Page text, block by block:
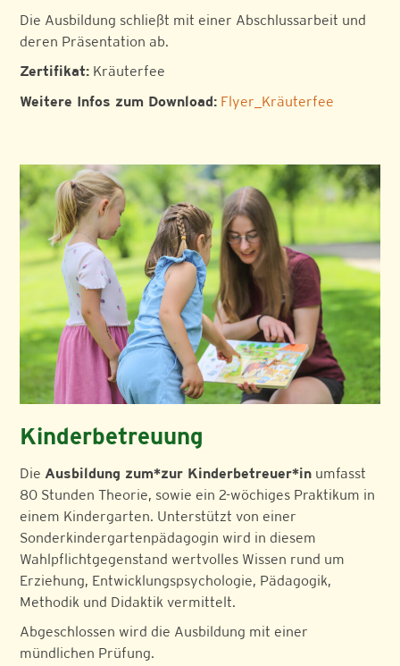
Die Ausbildung schließt mit einer Abschlussarbeit und
deren Präsentation ab.
Zertifikat: Kräuterfee
Weitere Infos zum Download: Flyer_Kräuterfee
Kinderbetreuung
Die Ausbildung zum*zur Kinderbetreuer*in umfasst
80 Stunden Theorie, sowie ein 2-wöchiges Praktikum in
einem Kindergarten. Unterstützt von einer
Sonderkindergartenpädagogin wird in diesem
Wahlpflichtgegenstand wertvolles Wissen rund um
Erziehung, Entwicklungspsychologie, Pädagogik,
Methodik und Didaktik vermittelt.
Abgeschlossen wird die Ausbildung mit einer
mündlichen Prüfung.